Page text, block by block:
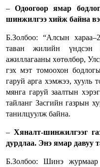
–Одоогоор ямар
шинжилгээ хийж байна
Б.Золбоо: “Алсын
таван жилийн үндсэн
ажиллагааны хөтөлбөр,
гэх мэт томоохон
гаруй арга хэмжээ, хууль
мянга гаруй заалтын
тайланг Засгийн газрын
танилцуулж байна.
– Хяналт-шинжилгээг
дурдлаа. Энэ ямар давуу
Б.Золбоо: Шинэ журмаар